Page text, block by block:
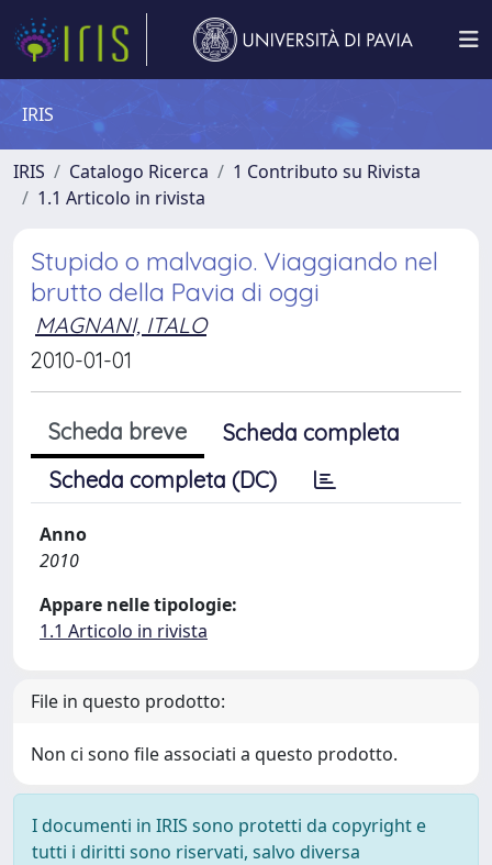
IRIS
IRIS Catalogo Ricerca
1 Contributo su Rivista
1.1 Articolo in rivista
Stupido o malvagio. Viaggiando nel
brutto della Pavia di oggi
MAGNANI, ITALO
2010-01-01
Scheda breve
Scheda completa
Scheda completa (DC)
Anno
2010
Appare nelle tipologie:
1.1 Articolo in rivista
File in questo prodotto:
Non ci sono file associati a questo prodotto.
I documenti in IRIS sono protetti da copyright e
tutti i diritti sono riservati, salvo diversa